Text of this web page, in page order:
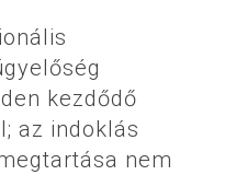
kezdődő
az indoklás
nem